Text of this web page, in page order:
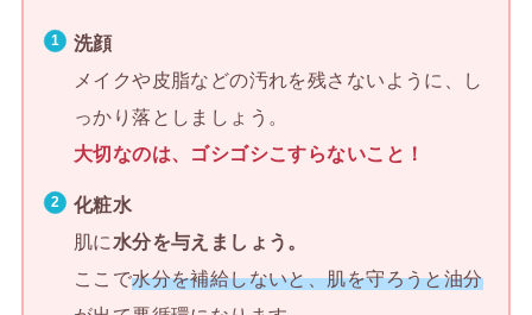
洗顔
メイクや皮脂などの汚れを残さないように、し
っかり落としましょう。
大切なのは、ゴシゴシこすらないこと！
化粧水
肌に 水分を与えましょう。
ここで水分を補給しないと、肌を守ろうと油分